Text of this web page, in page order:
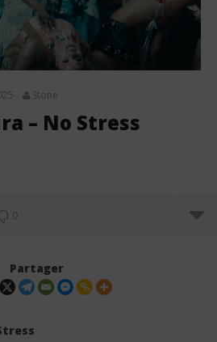
Stone
– No Stress
0
Partager